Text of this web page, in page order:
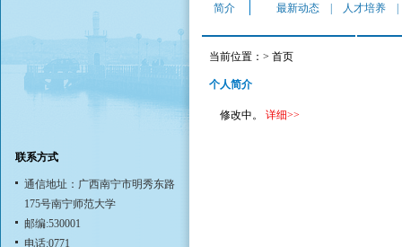
联系方式
通信地址：广西南宁市明秀东路
175号南宁师范大学
邮编:530001
电话:0771
简介
最新动态 人才培养
当前位置：> 首页
个人简介
修改中。 详细>>